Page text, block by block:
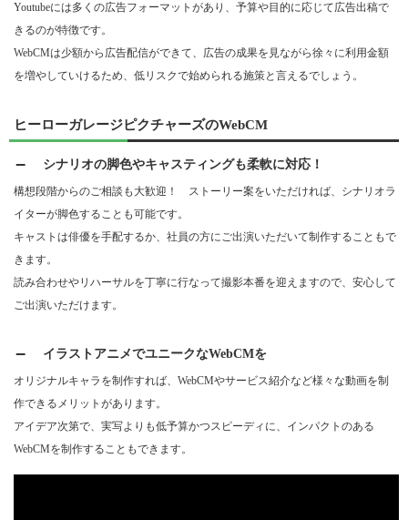
Youtubeには多くの広告フォーマットがあり、予算や目的に応じて広告出稿で
きるのが特徴です。
WebCMは少額から広告配信ができて、広告の成果を見ながら徐々に利用金額
を増やしていけるため、低リスクで始められる施策と言えるでしょう。
ヒーローガレージピクチャーズのWebCM
シナリオの脚色やキャスティングも柔軟に対応！
構想段階からのご相談も大歓迎！ ストーリー案をいただければ、シナリオラ
イターが脚色することも可能です。
キャストは俳優を手配するか、社員の方にご出演いただいて制作することもで
きます。
読み合わせやリハーサルを丁寧に行なって撮影本番を迎えますので、安心して
ご出演いただけます。
イラストアニメでユニークなWebCMを
オリジナルキャラを制作すれば、WebCMやサービス紹介など様々な動画を制
作できるメリットがあります。
アイデア次第で、実写よりも低予算かつスピーディに、インパクトのある
WebCMを制作することもできます。